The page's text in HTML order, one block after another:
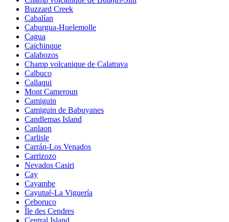
Buzzard Creek
Cabalían
Caburgua-Huelemolle
Cagua
Caichinque
Calabozos
Champ volcanique de Calatrava
Calbuco
Callaqui
Mont Cameroun
Camiguin
Camiguin de Babuyanes
Candlemas Island
Canlaon
Carlisle
Carrán-Los Venados
Carrizozo
Nevados Casiri
Cay
Cayambe
Cayutué-La Viguería
Ceboruco
Île des Cendres
Central Island